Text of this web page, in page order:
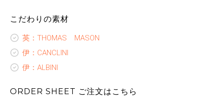
こだわりの素材
英：THOMAS MASON
伊：CANCLINI
伊：ALBINI
ORDER SHEET ご注文はこちら